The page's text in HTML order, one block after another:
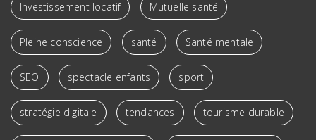
Investissement locatif Mutuelle santé
Pleine conscience santé Santé mentale
SEO spectacle enfants sport
stratégie digitale tendances tourisme durable